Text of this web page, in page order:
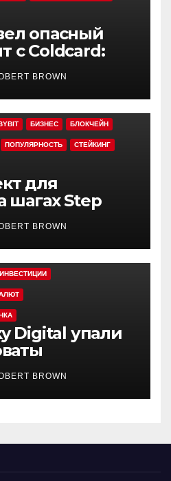
опасный
с Coldcard:
уязвимого
BROWN
BYBIT БИЗНЕС БЛОКЧЕЙН
ПОПУЛЯРНОСТЬ СТЕЙКИНГ
для
шагах Step
спустя
работы
BROWN
ИНВЕСТИЦИИ
Digital упали
BROWN